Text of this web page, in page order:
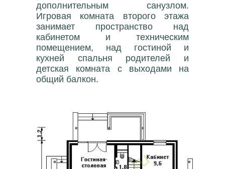
дополнительным санузлом.
Игровая комната второго этажа
занимает пространство над
кабинетом и техническим
помещением, над гостиной и
кухней спальня родителей и
детская комната с выходами на
общий балкон.